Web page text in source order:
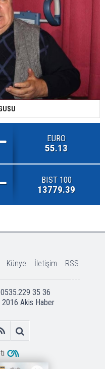
EURO
55.13
BIST 100
13779.39
Künye İletişim RSS
35 36
2016 Akis Haber